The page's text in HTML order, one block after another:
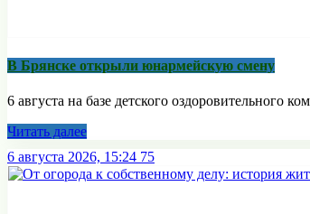
В Брянске открыли юнармейскую смену
6 августа на базе детского оздоровительного
Читать далее
6 августа 2026, 15:24 75